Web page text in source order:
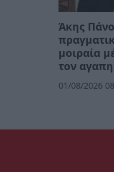
Άκης
μοιραία
τον
01/08/2026